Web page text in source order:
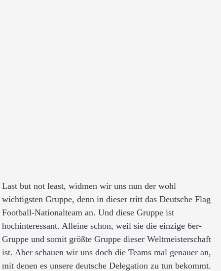
Last but not least, widmen wir uns nun der wohl
wichtigsten Gruppe, denn in dieser tritt das Deutsche Flag
Football-Nationalteam an. Und diese Gruppe ist
hochinteressant. Alleine schon, weil sie die einzige 6er-
Gruppe und somit größte Gruppe dieser Weltmeisterschaft
ist. Aber schauen wir uns doch die Teams mal genauer an,
mit denen es unsere deutsche Delegation zu tun bekommt.